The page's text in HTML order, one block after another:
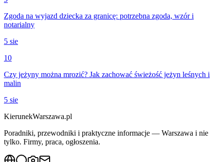
Zgoda na wyjazd dziecka za granicę: potrzebna zgoda, wzór i
notarialny
5 sie
10
Czy jeżyny można mrozić? Jak zachować świeżość jeżyn leśnych i
malin
5 sie
KierunekWarszawa.pl
Poradniki, przewodniki i praktyczne informacje — Warszawa i nie
tylko. Firmy, praca, ogłoszenia.